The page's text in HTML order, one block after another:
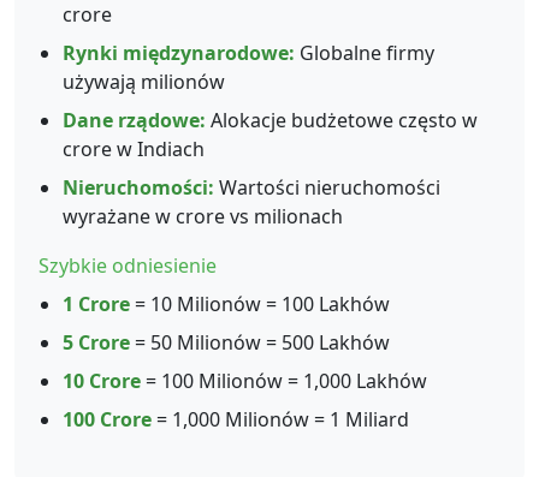
crore
Rynki międzynarodowe: Globalne firmy
używają milionów
Dane rządowe: Alokacje budżetowe często w
crore w Indiach
Nieruchomości: Wartości nieruchomości
wyrażane w crore vs milionach
Szybkie odniesienie
1 Crore= 10 Milionów = 100 Lakhów
5 Crore= 50 Milionów = 500 Lakhów
10 Crore= 100 Milionów = 1,000 Lakhów
100 Crore= 1,000 Milionów = 1 Miliard